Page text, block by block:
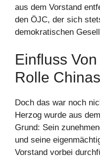
aus dem Vorstand
den ÖJC, der sich
demokratischen
Einfluss
Rolle
Doch das war noch
Herzog wurde aus
Grund: Sein
und seine
Vorstand vorbei